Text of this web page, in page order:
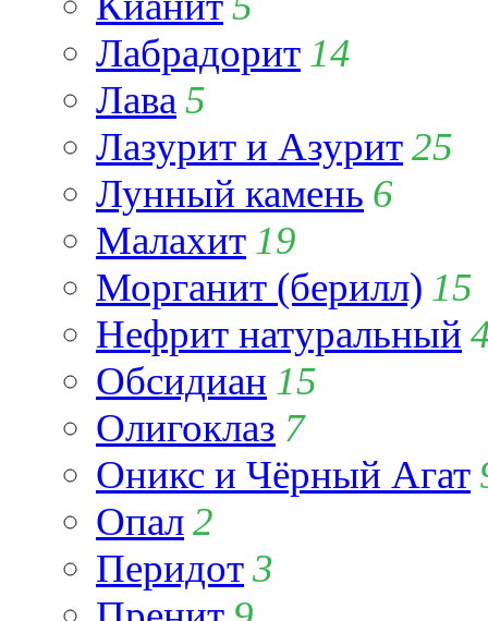
Лабрадорит 14
Лава 5
Лазурит и Азурит25
Лунный камень 6
Малахит 19
Морганит (берилл) 15
Нефрит натуральный
Обсидиан 15
Олигоклаз 7
Оникс и Чёрный Агат
Опал2
Перидот3